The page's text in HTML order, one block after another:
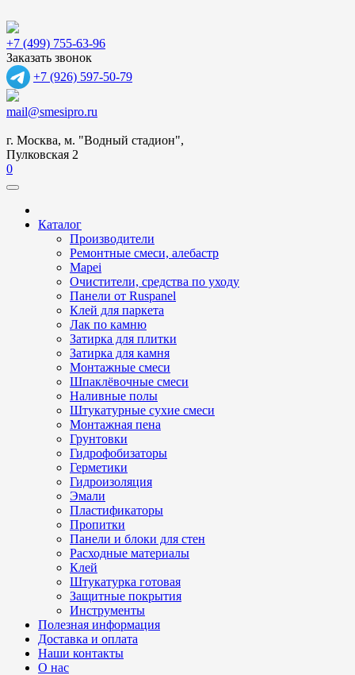
+7 (499) 755-63-96
Заказать звонок
+7 (926) 597-50-79
mail@smesipro.ru
г. Москва, м. "Водный стадион",
Пулковская 2
0
Каталог
Производители
Ремонтные смеси, алебастр
Mapei
Очистители, средства по уходу
Панели от Ruspanel
Клей для паркета
Лак по камню
Затирка для плитки
Затирка для камня
Монтажные смеси
Шпаклёвочные смеси
Наливные полы
Штукатурные сухие смеси
Монтажная пена
Грунтовки
Гидрофобизаторы
Герметики
Гидроизоляция
Эмали
Пластификаторы
Пропитки
Панели и блоки для стен
Расходные материалы
Клей
Штукатурка готовая
Защитные покрытия
Инструменты
Полезная информация
Доставка и оплата
Наши контакты
О нас